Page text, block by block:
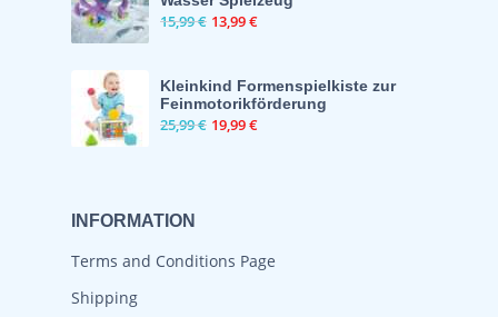
15,99€ 13,99€
Kleinkind Formenspielkiste zur
Feinmotorikförderung
25,99€ 19,99€
INFORMATION
Terms and Conditions Page
Shipping